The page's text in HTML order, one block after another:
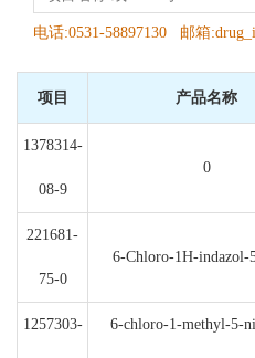
电话:0531-58897130 邮箱
项目 产品名称
1378314-
08-9
0
221681-
75-0
6-Chloro-1H-indazol-
1257303- 6-chloro-1-methyl-5-